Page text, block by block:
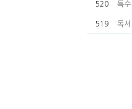
520 특
519 독